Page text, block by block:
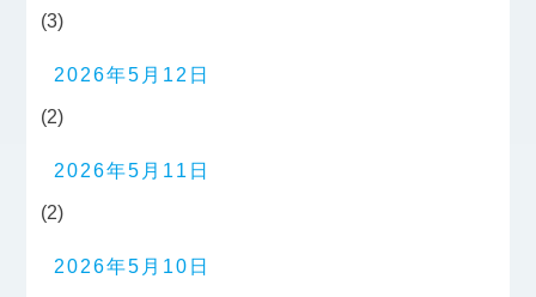
(3)
2026年5月12日
(2)
2026年5月11日
(2)
2026年5月10日